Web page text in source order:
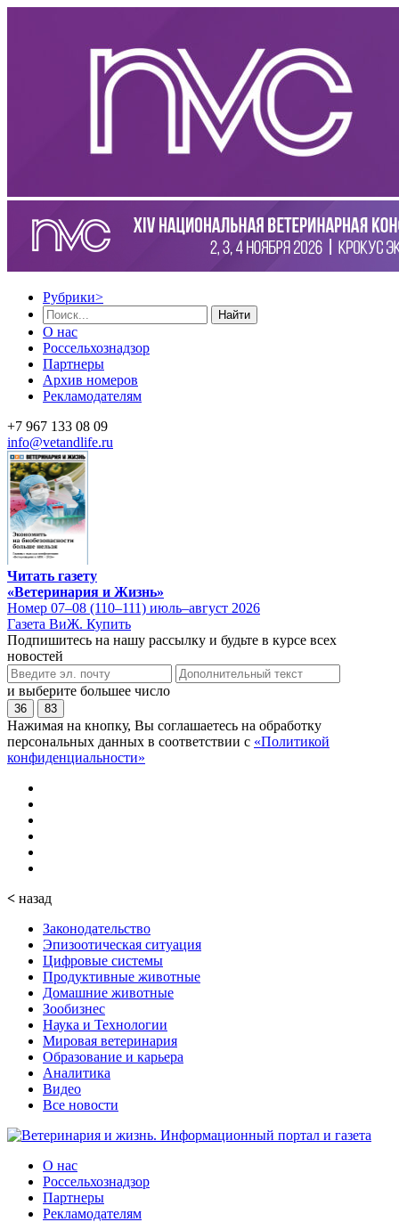
Рубрики>
Найти
О нас
Россельхознадзор
Партнеры
Архив номеров
Рекламодателям
+7 967 133 08 09
info@vetandlife.ru
Читать газету
«Ветеринария и Жизнь»
Номер 07–08 (110–111) июль–август 2026
Газета ВиЖ. Купить
Подпишитесь на нашу рассылку и будьте в курсе всех
новостей
и выберите большее число
36 83
Нажимая на кнопку, Вы соглашаетесь на обработку
персональных данных в соответствии с «Политикой
конфиденциальности»
< назад
Законодательство
Эпизоотическая ситуация
Цифровые системы
Продуктивные животные
Домашние животные
Зообизнес
Наука и Технологии
Мировая ветеринария
Образование и карьера
Аналитика
Видео
Все новости
О нас
Россельхознадзор
Партнеры
Рекламодателям